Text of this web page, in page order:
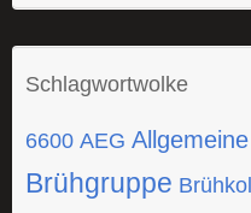
Schlagwortwolke
6600 AEG
Brühgruppe